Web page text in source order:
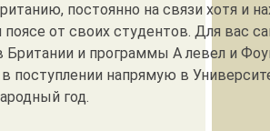
постоянно на связи хотя и
поясе от своих студентов. Для вас
и программы А левел и
поступлении напрямую в
год.